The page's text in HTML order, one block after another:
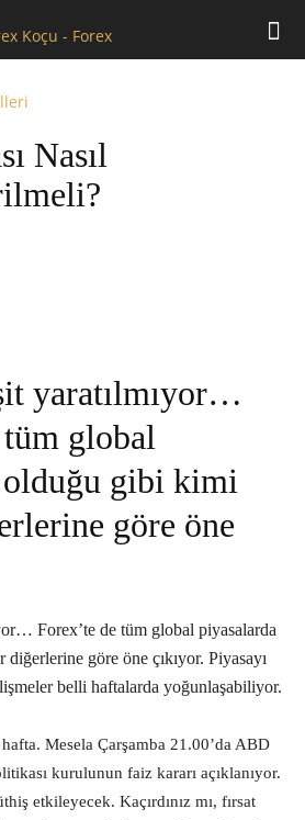
Nasıl
yaratılmıyor…
global
gibi kimi
göre öne
Forex’te de tüm global piyasalarda
göre öne çıkıyor. Piyasayı
belli haftalarda yoğunlaşabiliyor.
Mesela Çarşamba 21.00’da ABD
kurulunun faiz kararı açıklanıyor.
etkileyecek. Kaçırdınız mı, fırsat